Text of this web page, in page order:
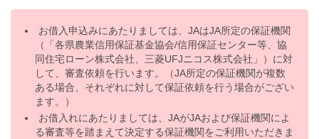
お借入申込みにあたりましては、JAはJA所定の保証機関
（「各県農業信用保証基金協会/信用保証センター等、協
同住宅ローン株式会社、三菱UFJニコス株式会社」）に対
して、審査依頼を行います。（JA所定の保証機関が複数
ある場合、それぞれに対して保証依頼を行う場合がござい
ます。）
お借入れにあたりましては、JAがJAおよび保証機関によ
る審査等を踏まえて決定する保証機関をご利用いただきま